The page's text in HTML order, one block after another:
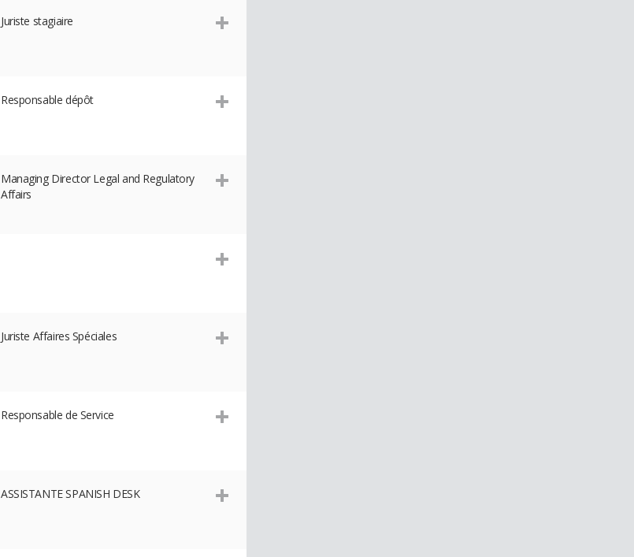
Juriste stagiaire
Responsable dépôt
Managing Director Legal and Regulatory
Affairs
Juriste Affaires Spéciales
Responsable de Service
ASSISTANTE SPANISH DESK